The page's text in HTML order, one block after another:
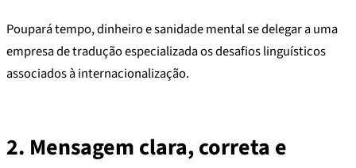
Poupará tempo, dinheiro e sanidade mental se delegar a uma
empresa de tradução especializada os desafios linguísticos
associados à internacionalização.
2. Mensagem clara, correta e